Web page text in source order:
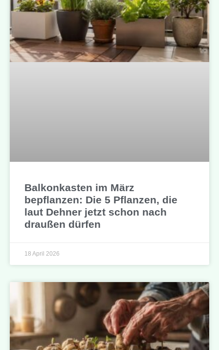
Balkonkasten im März
bepflanzen: Die 5 Pflanzen, die
laut Dehner jetzt schon nach
draußen dürfen
18 April 2026